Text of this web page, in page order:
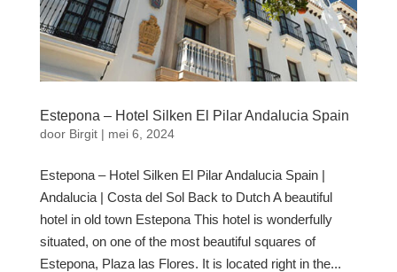
Estepona – Hotel Silken El Pilar Andalucia Spain
door Birgit| mei 6, 2024
Estepona – Hotel Silken El Pilar Andalucia Spain |
Andalucia | Costa del Sol Back to Dutch A beautiful
hotel in old town Estepona This hotel is wonderfully
situated, on one of the most beautiful squares of
Estepona, Plaza las Flores. It is located right in the...